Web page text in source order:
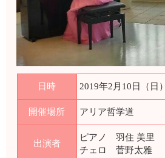
日時 2019年2月10日（日）
開催場所 アリア哲学道
出演者
ピアノ 羽住 美里
チェロ 菅野太雅